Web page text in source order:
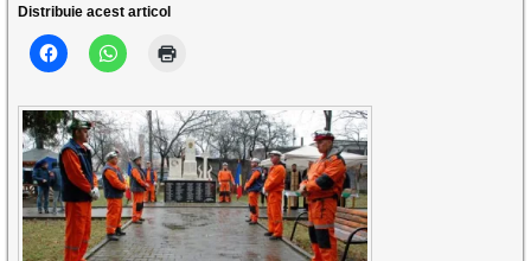
Distribuie acest articol